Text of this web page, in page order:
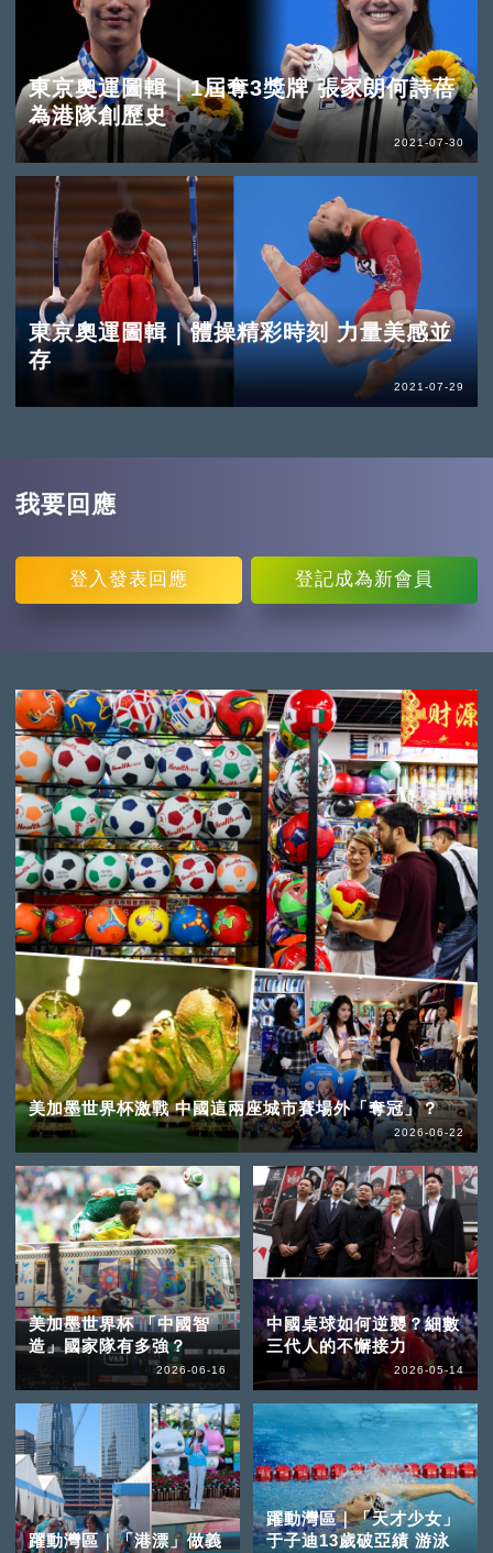
東京奧運圖輯｜1屆奪3獎牌 張家朗何詩蓓
為港隊創歷史
2021-07-30
東京奧運圖輯｜體操精彩時刻 力量美感並
存
2021-07-29
我要回應
登入 發表回應 登記成為新會員
美加墨世界杯激戰 中國這兩座城市賽場外「奪冠」？
2026-06-22
美加墨世界杯 「中國智
造」國家隊有多強？
2026-06-16
中國桌球如何逆襲？細數
三代人的不懈接力
2026-05-14
躍動灣區｜「港漂」做義
躍動灣區｜「天才少女」
于子迪13歲破亞績 游泳